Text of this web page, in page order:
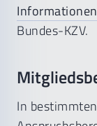
Bundes-KZV.
In